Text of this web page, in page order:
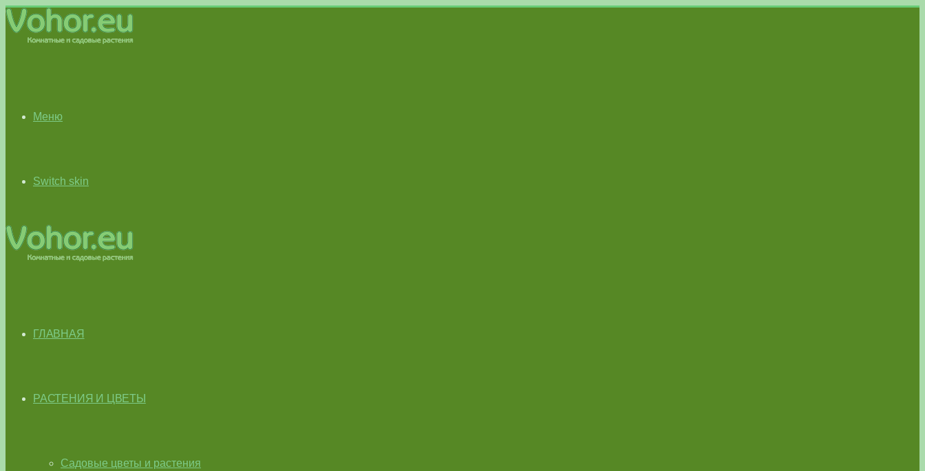
Меню
Switch skin
ГЛАВНАЯ
РАСТЕНИЯ И ЦВЕТЫ
Садовые цветы и растения